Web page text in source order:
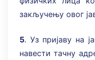
закључењу овог
5. Уз пријаву на
навести тачну